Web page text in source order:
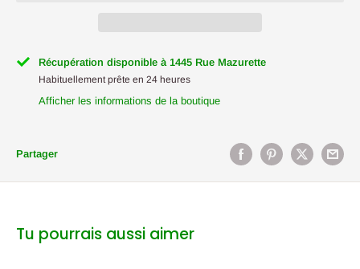
Récupération disponible à 1445 Rue Mazurette
Habituellement prête en 24 heures
Afficher les informations de la boutique
Partager
Tu pourrais aussi aimer